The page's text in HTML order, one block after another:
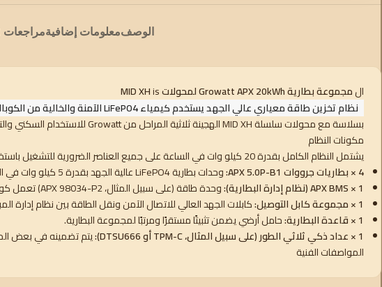
الوصفمعلومات إضافيةمراجعات
المجموعة بطارية Growatt APX 20kWh لمحولات MID XH
is
نظام تخزين طاقة معياري عالي الجهد يستخدم كيمياء LiFePO4 الآمنة والخالية من الكوبالت ويتميز بتحسين مستوى الوحدة لتحقيق أقصى قدر من الكفاءة والمرونة
بسلاسة مع محولات سلسلة MID XH الهجينة ثلاثية المراحل من Growatt للاستخدام السكني والتجاري الخفيف.
مكونات النظام
يشتمل النظام الكامل بقدرة 20 كيلو وات في الساعة على جميع العناصر الضرورية للتشغيل باستخدام عاكس متوافق:
4 × بطاريات جرووات APX 5.0P-B1:
وحدات بطارية LiFePO4 عالية الجهد بقدرة 5 كيلو وات في الساعة.
1 × APX BMS (نظام إدارة البطارية):
وحدة طاقة (على سبيل المثال، APX 98034-P2) تعمل كوحدة تحكم في البطارية، وتدير وظائف الشحن والتفريغ والسلامة.
1 × مجموعة كابل التوصيل:
كابلات الجهد العالي للاتصال الآمن ونقل الطاقة بين نظام إدارة
1 × قاعدة البطارية:
حامل أرضي يضمن تثبيتًا مستقرًا ومرتبًا لمجموعة البطارية.
1 × عداد ذكي ثلاثي الطور (على سبيل المثال، TPM-C أو DTSU666):
يتم تضمينه في بعض
المواصفات الفنية